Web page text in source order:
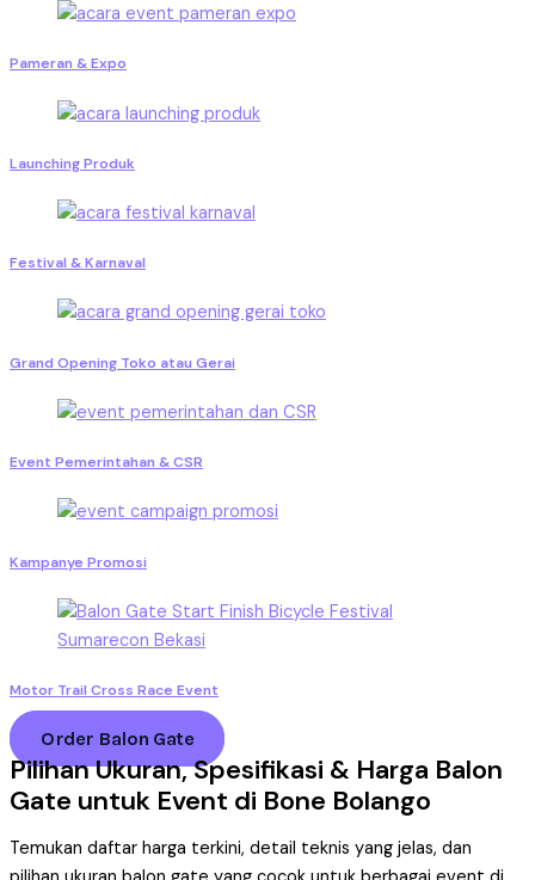
Pameran & Expo
Launching Produk
Festival & Karnaval
Grand Opening Toko atau Gerai
Event Pemerintahan & CSR
Kampanye Promosi
Motor Trail Cross Race Event
Order Balon Gate
Pilihan Ukuran, Spesifikasi & Harga Balon
Gate untuk Event di Bone Bolango
Temukan daftar harga terkini, detail teknis yang jelas, dan